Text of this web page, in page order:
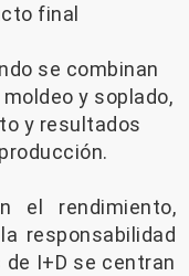
final
se combinan
y soplado,
y resultados
el rendimiento,
responsabilidad
I+D se centran